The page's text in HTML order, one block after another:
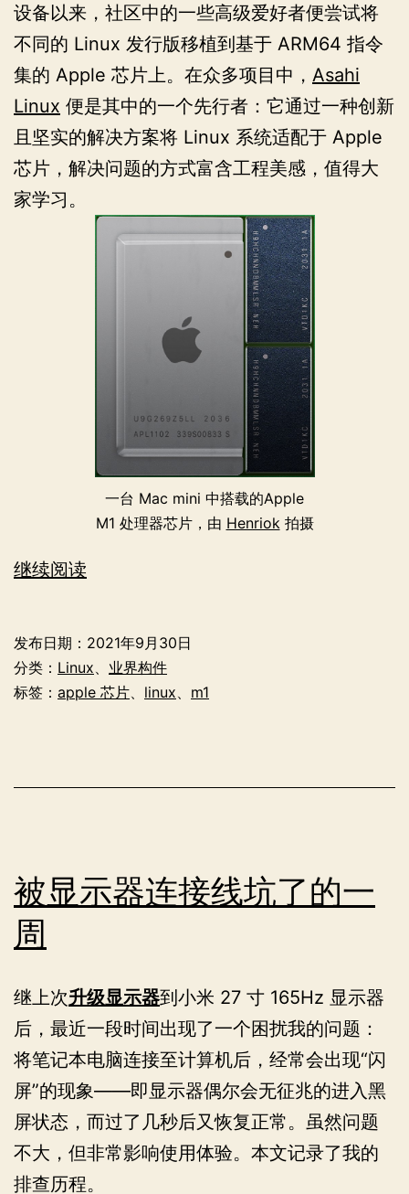
设备以来，社区中的一些高级爱好者便尝试将
不同的 Linux 发行版移植到基于 ARM64 指令
集的 Apple 芯片上。在众多项目中， Asahi
Linux 便是其中的一个先行者：它通过一种创新
且坚实的解决方案将 Linux 系统适配于 Apple
芯片，解决问题的方式富含工程美感，值得大
家学习。
一台 Mac mini 中搭载的Apple
M1 处理器芯片，由 Henriok 拍摄
继续阅读
为
Apple
设
Linux
系
发布日期： 2021年9月30日
分类： Linux
业界构件
标签： apple 芯片 linux m1
被显示器连接线坑了的一
周
继上次升级显示器到小米 27 寸 165Hz 显示器
后，最近一段时间出现了一个困扰我的问题：
将笔记本电脑连接至计算机后，经常会出现“闪
屏”的现象——即显示器偶尔会无征兆的进入黑
屏状态，而过了几秒后又恢复正常。虽然问题
不大，但非常影响使用体验。本文记录了我的
排查历程。